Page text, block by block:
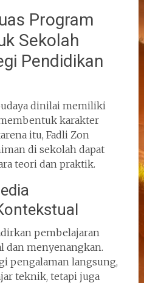
Program
Sekolah
Pendidikan
dinilai memiliki
karakter
itu, Fadli Zon
di sekolah dapat
teori dan praktik.
pembelajaran
dan menyenangkan.
pengalaman langsung,
teknik, tetapi juga